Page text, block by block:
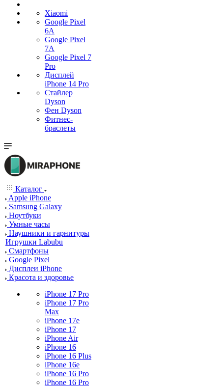
Xiaomi
Google Pixel
6A
Google Pixel
7А
Google Pixel 7
Pro
Дисплей
iPhone 14 Pro
Стайлер
Dyson
Фен Dyson
Фитнес-
браслеты
Каталог
Apple iPhone
Samsung Galaxy
Ноутбуки
Умные часы
Наушники и гарнитуры
Игрушки Labubu
Смартфоны
Google Pixel
Дисплеи iPhone
Красота и здоровье
iPhone 17 Pro
iPhone 17 Pro
Max
iPhone 17e
iPhone 17
iPhone Air
iPhone 16
iPhone 16 Plus
iPhone 16e
iPhone 16 Pro
iPhone 16 Pro